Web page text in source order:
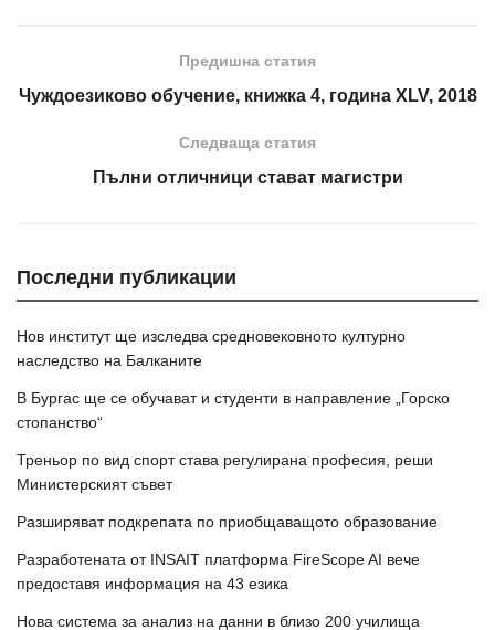
Предишна статия
Чуждоезиково обучение, книжка 4, година XLV, 2018
Следваща статия
Пълни отличници стават магистри
Последни публикации
Нов институт ще изследва средновековното културно
наследство на Балканите
В Бургас ще се обучават и студенти в направление „Горско
стопанство“
Треньор по вид спорт става регулирана професия, реши
Министерският съвет
Разширяват подкрепата по приобщаващото образование
Разработената от INSAIT платформа FireScope AI вече
предоставя информация на 43 езика
Нова система за анализ на данни в близо 200 училища